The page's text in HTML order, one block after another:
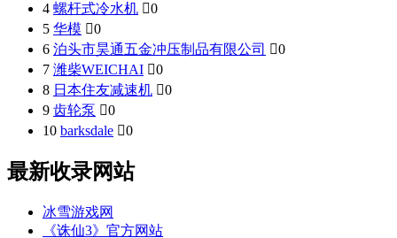
4 螺杆式冷水机 0
5 华模 0
6 泊头市昊通五金冲压制品有限公司 0
7 潍柴WEICHAI 0
8 日本住友减速机 0
9 齿轮泵 0
10 barksdale 0
最新收录网站
冰雪游戏网
《诛仙3》官方网站